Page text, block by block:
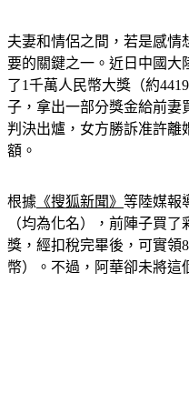
夫妻和情侶之間，若是感情
要的關鍵之一。近日中國大
了1千萬人民幣大獎（約
子，拿出一部分獎金給前妻
判決出爐，女方勝訴准許離
額。
根據 《搜狐新聞》 等陸媒報
（均為化名），前陣子買
獎，經扣稅完畢後，可實領
幣）。不過，阿華卻未將這